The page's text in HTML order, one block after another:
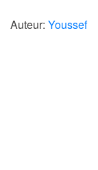
Auteur: Youssef